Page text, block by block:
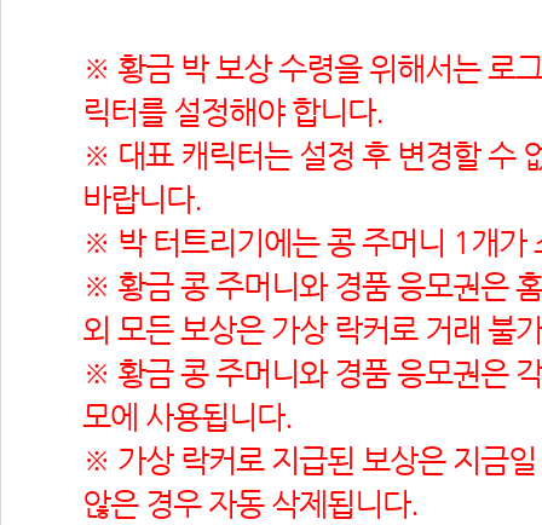
※ 황금 박 보상 수령을 위해서는 로
릭터를 설정해야 합니다.
※ 대표 캐릭터는 설정 후 변경할 수
바랍니다.
※ 박 터트리기에는 콩 주머니 1개가
※ 황금 콩 주머니와 경품 응모권은
외 모든 보상은 가상 락커로 거래 불
※ 황금 콩 주머니와 경품 응모권은
모에 사용됩니다.
※ 가상 락커로 지급된 보상은 지금
않은 경우 자동 삭제됩니다.